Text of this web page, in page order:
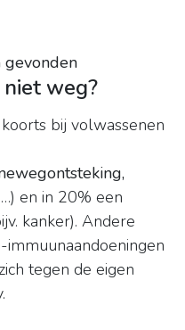
weg?
bij volwassenen
,…) en in 20% een
kanker). Andere
tegen de eigen